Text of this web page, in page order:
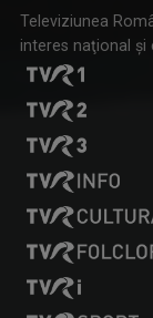
Televiziunea
interes naţional şi